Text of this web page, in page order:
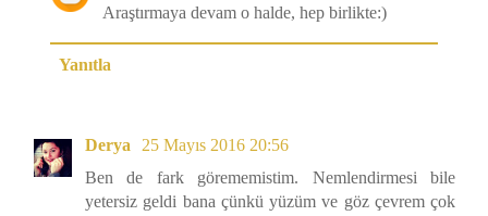
Araştırmaya devam o halde, hep birlikte:)
Yanıtla
Derya
25 Mayıs 2016 20:56
Ben de fark görememistim. Nemlendirmesi bile
yetersiz geldi bana çünkü yüzüm ve göz çevrem çok